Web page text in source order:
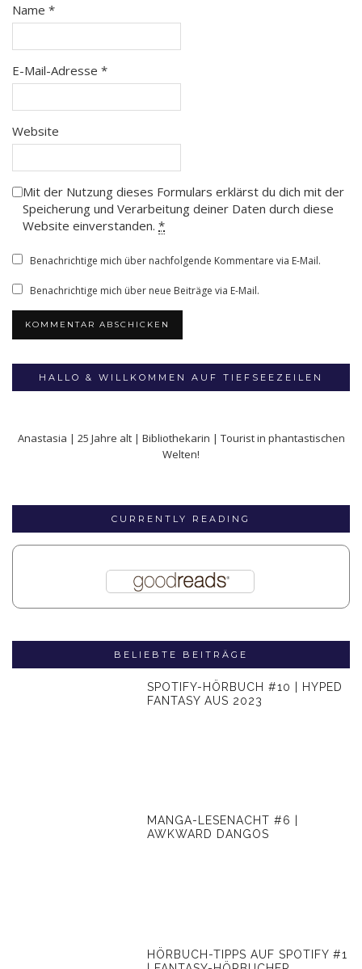
Name *
E-Mail-Adresse *
Website
Mit der Nutzung dieses Formulars erklärst du dich mit der
Speicherung und Verarbeitung deiner Daten durch diese
Website einverstanden. *
Benachrichtige mich über nachfolgende Kommentare via E-Mail.
Benachrichtige mich über neue Beiträge via E-Mail.
HALLO & WILLKOMMEN AUF TIEFSEEZEILEN
Anastasia | 25 Jahre alt | Bibliothekarin | Tourist in phantastischen
Welten!
CURRENTLY READING
BELIEBTE BEITRÄGE
SPOTIFY-HÖRBUCH #10 | HYPED
FANTASY AUS 2023
MANGA-LESENACHT #6 |
AWKWARD DANGOS
HÖRBUCH-TIPPS AUF SPOTIFY #1